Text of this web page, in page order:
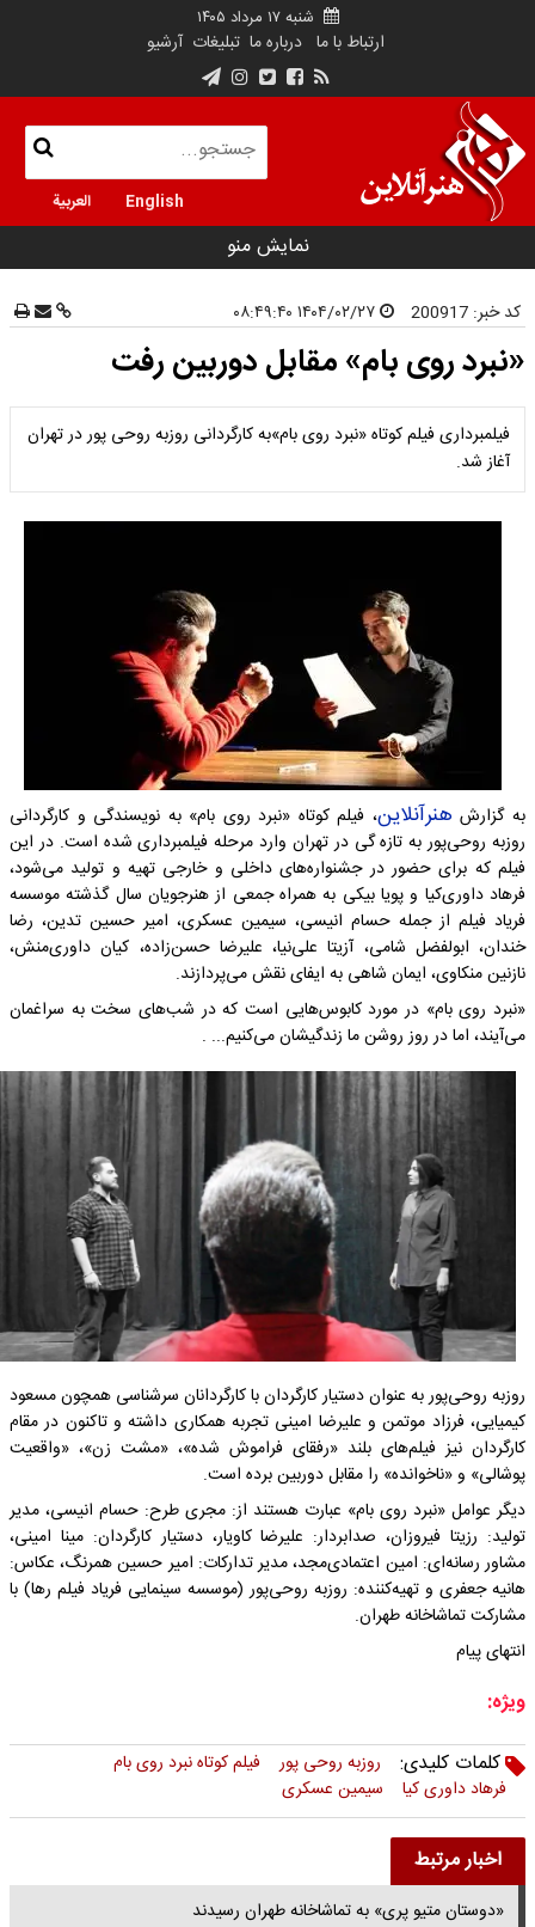
شنبه ۱۷ مرداد ۱۴۰۵
ارتباط با ما درباره ما تبلیغات آرشیو
English العربية
نمایش منو
کد خبر: 200917
«نبرد روی بام» مقابل دوربین رفت
فیلمبرداری فیلم کوتاه «نبرد روی بام»به کارگردانی روزبه روحی پور در تهران
آغاز شد.
به گزارش هنرآنلاین، فیلم کوتاه «نبرد روی بام» به نویسندگی و کارگردانی
روزبه روحی‌پور به تازه گی در تهران وارد مرحله فیلمبرداری شده است. در این
فیلم که برای حضور در جشنواره‌های داخلی و خارجی تهیه و تولید می‌شود،
فرهاد داوری‌کیا و پویا بیکی به همراه جمعی از هنرجویان سال گذشته موسسه
فریاد فیلم از جمله حسام انیسی، سیمین عسکری، امیر حسین تدین، رضا
خندان، ابولفضل شامی، آزیتا علی‌نیا، علیرضا حسن‌زاده، کیان داوری‌منش،
نازنین منکاوی، ایمان شاهی به ایفای نقش می‌پردازند.
«نبرد روی بام» در مورد کابوس‌هایی است که در شب‌های سخت به سراغمان
می‌آیند، اما در روز روشن ما زندگیشان می‌کنیم... .
روزبه روحی‌پور به عنوان دستیار کارگردان با کارگردانان سرشناسی همچون مسعود
کیمیایی، فرزاد موتمن و علیرضا امینی تجربه همکاری داشته و تاکنون در مقام
کارگردان نیز فیلم‌های بلند «رفقای فراموش شده»، «مشت زن»، «واقعیت
پوشالی» و «ناخوانده» را مقابل دوربین برده است.
دیگر عوامل «نبرد روی بام» عبارت هستند از: مجری طرح: حسام انیسی، مدیر
تولید: رزیتا فیروزان، صدابردار: علیرضا کاویار، دستیار کارگردان: مینا امینی،
مشاور رسانه‌ای: امین اعتمادی‌مجد، مدیر تدارکات: امیر حسین همرنگ، عکاس:
هانیه جعفری و تهیه‌کننده: روزبه روحی‌پور (موسسه سینمایی فریاد فیلم رها) با
مشارکت تماشاخانه طهران.
انتهای پیام
ویژه:
کلمات کلیدی:
روزبه روحی پور
فیلم کوتاه نبرد روی بام
فرهاد داوری کیا
سیمین عسکری
اخبار مرتبط
«دوستان متیو پری» به تماشاخانه طهران رسیدند